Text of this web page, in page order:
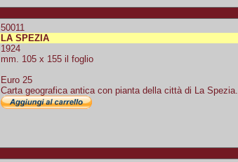
50011
LA SPEZIA
1924
mm. 105 x 155 il foglio
Euro 25
Carta geografica antica con pianta della città di La Spezia.